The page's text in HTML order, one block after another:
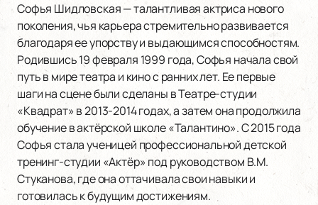
Софья Шидловская — талантливая актриса нового
поколения, чья карьера стремительно развивается
благодаря ее упорству и выдающимся способностям.
Родившись 19 февраля 1999 года, Софья начала свой
путь в мире театра и кино с ранних лет. Ее первые
шаги на сцене были сделаны в Театре-студии
«Квадрат» в 2013-2014 годах, а затем она продолжила
обучение в актёрской школе «Талантино». С 2015 года
Софья стала ученицей профессиональной детской
тренинг-студии «Актёр» под руководством В.М.
Стуканова, где она оттачивала свои навыки и
готовилась к будущим достижениям.